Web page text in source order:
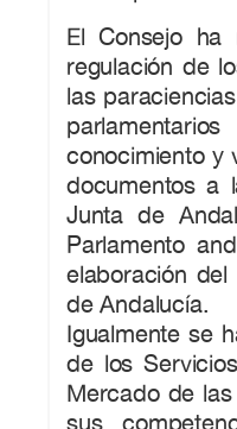
El Consejo
regulación de
las
conocimiento y
documentos a
Junta de
Parlamento
elaboración
de Andalucía.
Igualmente se
de los
Mercado de
sus